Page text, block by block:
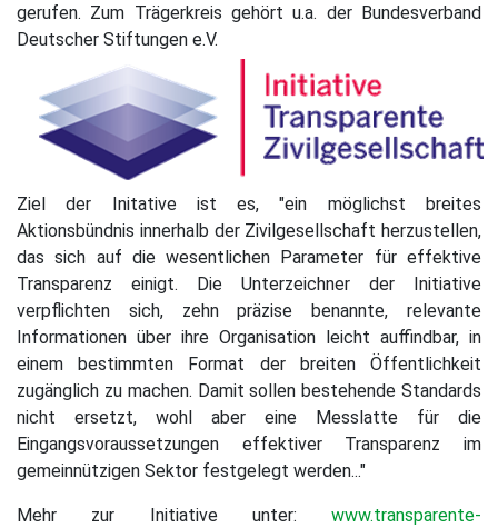
gerufen. Zum Trägerkreis gehört u.a. der Bundesverband
Deutscher Stiftungen e.V.
Ziel der Initative ist es, "ein möglichst breites
Aktionsbündnis innerhalb der Zivilgesellschaft herzustellen,
das sich auf die wesentlichen Parameter für effektive
Transparenz einigt. Die Unterzeichner der Initiative
verpflichten sich, zehn präzise benannte, relevante
Informationen über ihre Organisation leicht auffindbar, in
einem bestimmten Format der breiten Öffentlichkeit
zugänglich zu machen. Damit sollen bestehende Standards
nicht ersetzt, wohl aber eine Messlatte für die
Eingangsvoraussetzungen effektiver Transparenz im
gemeinnützigen Sektor festgelegt werden..."
Mehr zur Initiative unter: www.transparente-